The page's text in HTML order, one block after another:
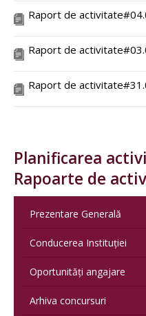
Raport de
Raport de
Raport de
Planificarea
Rapoarte de
Prezentare Generală
Conducerea Instituției
Oportunități angajare
Arhiva concursuri